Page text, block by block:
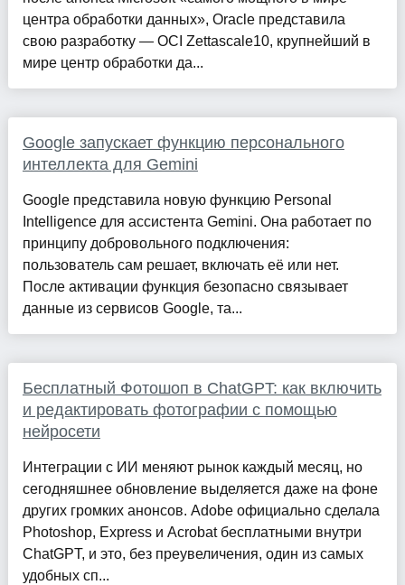
центра обработки данных», Oracle представила
свою разработку — OCI Zettascale10, крупнейший в
мире центр обработки да...
Google запускает функцию персонального
интеллекта для Gemini
Google представила новую функцию Personal
Intelligence для ассистента Gemini. Она работает по
принципу добровольного подключения:
пользователь сам решает, включать её или нет.
После активации функция безопасно связывает
данные из сервисов Google, та...
Бесплатный Фотошоп в ChatGPT: как включить
и редактировать фотографии с помощью
нейросети
Интеграции с ИИ меняют рынок каждый месяц, но
сегодняшнее обновление выделяется даже на фоне
других громких анонсов. Adobe официально сделала
Photoshop, Express и Acrobat бесплатными внутри
ChatGPT, и это, без преувеличения, один из самых
удобных сп...